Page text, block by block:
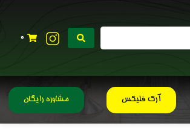
0
آرک فلیکس مشاوره رایگان